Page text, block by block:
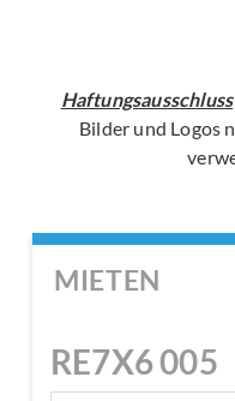
Haftungsausschluss
Bilder und Logos
MIETEN
RE7X6 005